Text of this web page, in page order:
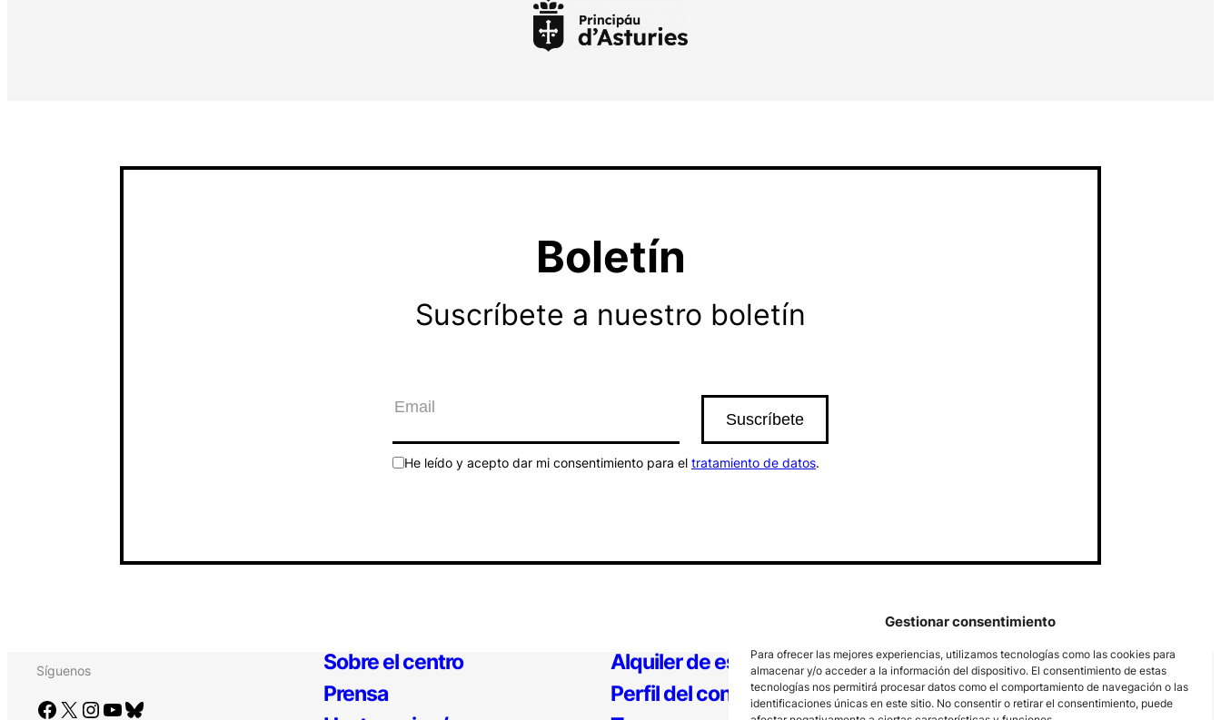
Gestionar consentimiento
Para ofrecer las mejores experiencias, utilizamos tecnologías como las cookies para
almacenar y/o acceder a la información del dispositivo. El consentimiento de estas
tecnologías nos permitirá procesar datos como el comportamiento de navegación o las
identificaciones únicas en este sitio. No consentir o retirar el consentimiento, puede
Boletín
Suscríbete a nuestro boletín
He leído y acepto dar mi consentimiento para el tratamiento de datos.
Síguenos
Facebook X Instagram YouTube Bluesky
Sobre el centro
Prensa
Alquiler de espacios
Perfil del contratante